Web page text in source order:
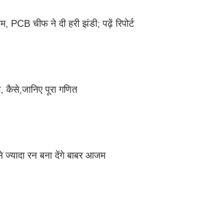
PCB चीफ ने दी हरी झंडी; पढ़ें रिपोर्ट
कैसे,जानिए पूरा गणित
ज्यादा रन बना देंगे बाबर आजम